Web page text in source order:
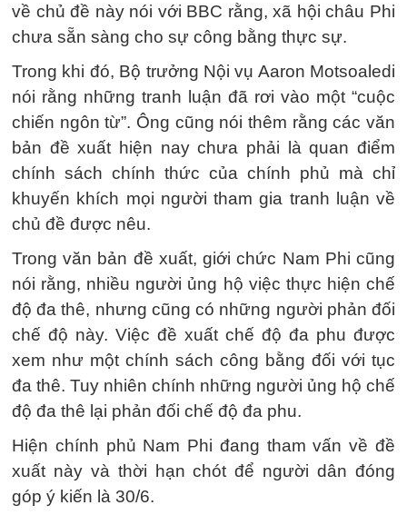
về chủ đề này nói với BBC rằng, xã hội châu Phi
chưa sẵn sàng cho sự công bằng thực sự.
Trong khi đó, Bộ trưởng Nội vụ Aaron Motsoaledi
nói rằng những tranh luận đã rơi vào một “cuộc
chiến ngôn từ”. Ông cũng nói thêm rằng các văn
bản đề xuất hiện nay chưa phải là quan điểm
chính sách chính thức của chính phủ mà chỉ
khuyến khích mọi người tham gia tranh luận về
chủ đề được nêu.
Trong văn bản đề xuất, giới chức Nam Phi cũng
nói rằng, nhiều người ủng hộ việc thực hiện chế
độ đa thê, nhưng cũng có những người phản đối
chế độ này. Việc đề xuất chế độ đa phu được
xem như một chính sách công bằng đối với tục
đa thê. Tuy nhiên chính những người ủng hộ chế
độ đa thê lại phản đối chế độ đa phu.
Hiện chính phủ Nam Phi đang tham vấn về đề
xuất này và thời hạn chót để người dân đóng
góp ý kiến là 30/6.